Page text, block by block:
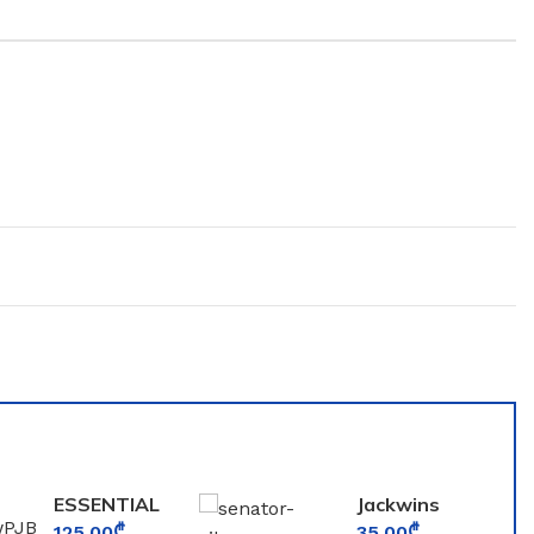
ESSENTIAL
PARFUMS
Jackwins
Senator